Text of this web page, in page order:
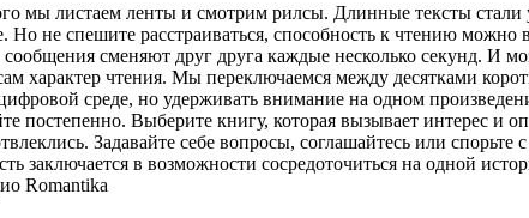
мы листаем ленты и смотрим рилсы. Длинные тексты
Но не спешите расстраиваться, способность к чтению
сменяют друг друга каждые несколько секунд. И
чтения. Мы переключаемся между десятками
среде, но удерживать внимание на одном
постепенно. Выберите книгу, которая вызывает интерес и
Задавайте себе вопросы, соглашайтесь или спорьте
заключается в возможности сосредоточиться на одной
Romantika